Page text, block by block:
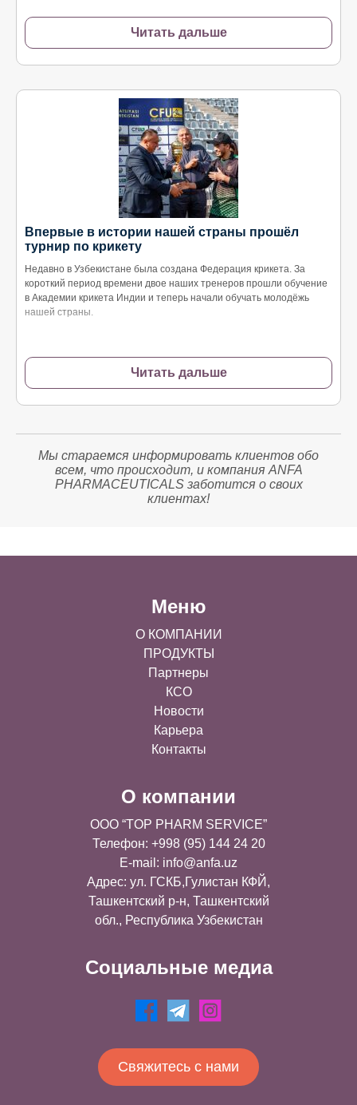
Читать дальше
Впервые в истории нашей страны прошёл
турнир по крикету
Недавно в Узбекистане была создана Федерация крикета. За
короткий период времени двое наших тренеров прошли обучение
в Академии крикета Индии и теперь начали обучать молодёжь
нашей страны.
Читать дальше
Мы стараемся информировать клиентов обо
всем, что происходит, и компания ANFA
PHARMACEUTICALS заботится о своих
клиентах!
Меню
О КОМПАНИИ
ПРОДУКТЫ
Партнеры
КСО
Новости
Карьера
Контакты
О компании
OOO “TOP PHARM SERVICE”
Телефон: +998 (95) 144 24 20
E-mail: info@anfa.uz
Адрес: ул. ГСКБ,Гулистан КФЙ,
Ташкентский р-н, Ташкентский
обл., Республика Узбекистан
Социальные медиа
Свяжитесь с нами